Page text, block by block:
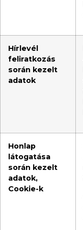
Hírlevél
feliratkozás
során kezelt
adatok
Honlap
látogatása
során kezelt
adatok,
Cookie-k